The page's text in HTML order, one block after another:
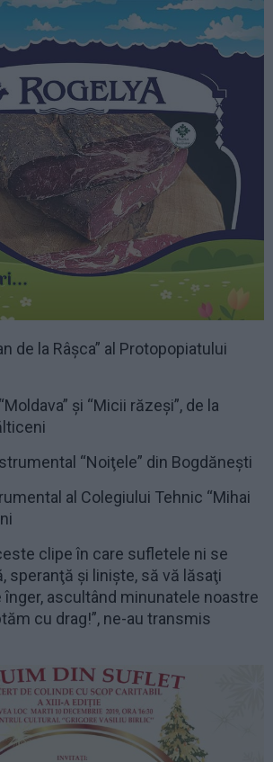
de la Râșca” al Protopopiatului
și “Micii răzeși”, de la
“Noiţele” din Bogdăneşti
al Colegiului Tehnic “Mihai
clipe în care sufletele ni se
speranţă şi linişte, să vă lăsaţi
înger, ascultând minunatele noastre
cu drag!”, ne-au transmis